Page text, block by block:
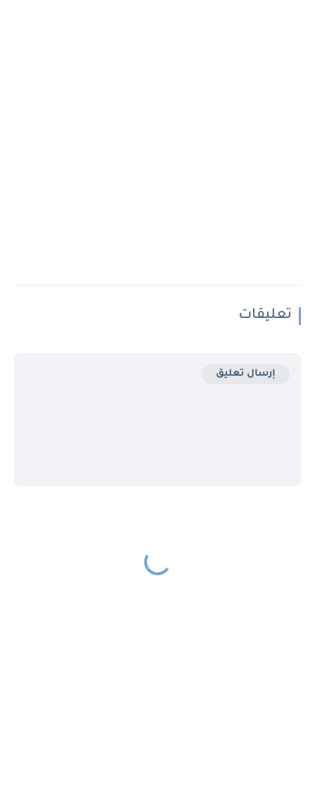
تعليقات
إرسال تعليق